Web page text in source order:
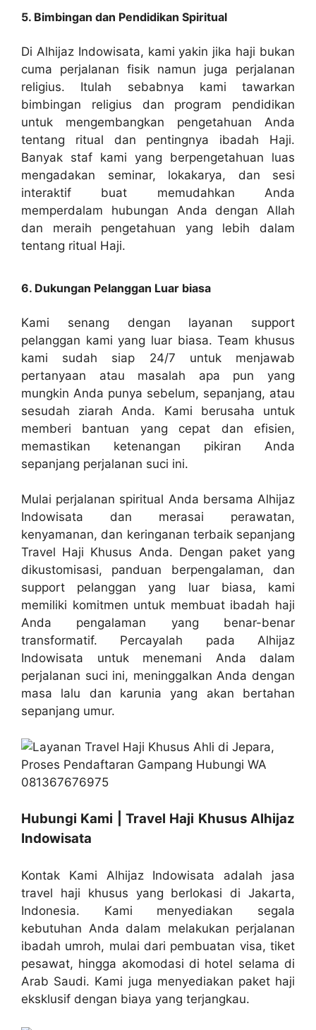
5. Bimbingan dan Pendidikan Spiritual
Di Alhijaz Indowisata, kami yakin jika haji bukan
cuma perjalanan fisik namun juga perjalanan
religius. Itulah sebabnya kami tawarkan
bimbingan religius dan program pendidikan
untuk mengembangkan pengetahuan Anda
tentang ritual dan pentingnya ibadah Haji.
Banyak staf kami yang berpengetahuan luas
mengadakan seminar, lokakarya, dan sesi
interaktif buat memudahkan Anda
memperdalam hubungan Anda dengan Allah
dan meraih pengetahuan yang lebih dalam
tentang ritual Haji.
6. Dukungan Pelanggan Luar biasa
Kami senang dengan layanan support
pelanggan kami yang luar biasa. Team khusus
kami sudah siap 24/7 untuk menjawab
pertanyaan atau masalah apa pun yang
mungkin Anda punya sebelum, sepanjang, atau
sesudah ziarah Anda. Kami berusaha untuk
memberi bantuan yang cepat dan efisien,
memastikan ketenangan pikiran Anda
sepanjang perjalanan suci ini.
Mulai perjalanan spiritual Anda bersama Alhijaz
Indowisata dan merasai perawatan,
kenyamanan, dan keringanan terbaik sepanjang
Travel Haji Khusus Anda. Dengan paket yang
dikustomisasi, panduan berpengalaman, dan
support pelanggan yang luar biasa, kami
memiliki komitmen untuk membuat ibadah haji
Anda pengalaman yang benar-benar
transformatif. Percayalah pada Alhijaz
Indowisata untuk menemani Anda dalam
perjalanan suci ini, meninggalkan Anda dengan
masa lalu dan karunia yang akan bertahan
sepanjang umur.
Hubungi Kami | Travel Haji Khusus Alhijaz
Indowisata
Kontak Kami Alhijaz Indowisata adalah jasa
travel haji khusus yang berlokasi di Jakarta,
Indonesia. Kami menyediakan segala
kebutuhan Anda dalam melakukan perjalanan
ibadah umroh, mulai dari pembuatan visa, tiket
pesawat, hingga akomodasi di hotel selama di
Arab Saudi. Kami juga menyediakan paket haji
eksklusif dengan biaya yang terjangkau.